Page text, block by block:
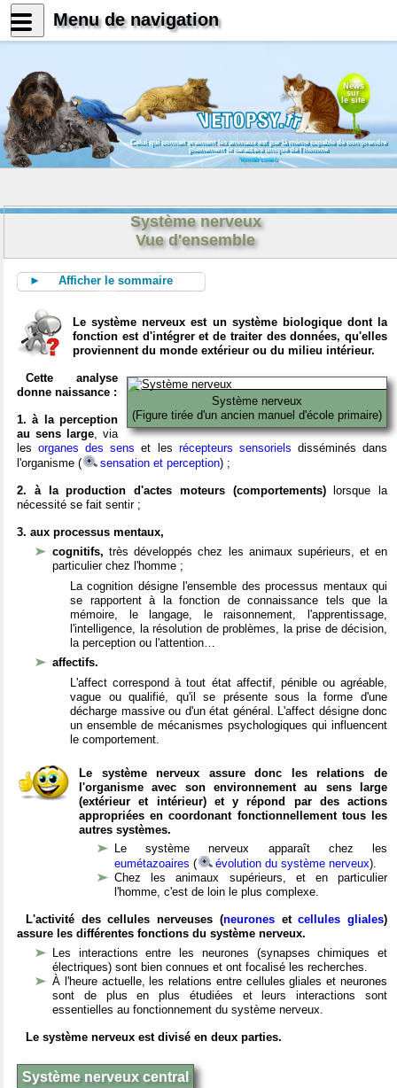
News
sur
le site
Celui qui connait vraiment les animaux est par là même capable de comprendre
pleinement le caractère unique de l'homme
Konrad Lorenz
Système nerveux
Vue d'ensemble
► Afficher le sommaire
Le système nerveux est un système biologique dont la
fonction est d'intégrer et de traiter des données, qu'elles
proviennent du monde extérieur ou du milieu intérieur.
Système nerveux
(Figure tirée d'un ancien manuel d'école primaire)
Cette analyse
donne naissance :
1. à la perception
au sens large, via
lesorganes des sens et les récepteurs sensoriels disséminés dans
l'organisme (
sensation et perception) ;
2. à la production d'actes moteurs (comportements)lorsque la
nécessité se fait sentir ;
3. aux processus mentaux,
cognitifs,très développés chez les animaux supérieurs, et en
particulier chez l'homme ;
La cognition désigne l'ensemble des processus mentaux qui
se rapportent à la fonction de connaissance tels que la
mémoire, le langage, le raisonnement, l'apprentissage,
l'intelligence, la résolution de problèmes, la prise de décision,
la perception ou l'attention…
affectifs.
L'affect correspond à tout état affectif, pénible ou agréable,
vague ou qualifié, qu'il se présente sous la forme d'une
décharge massive ou d'un état général. L'affect désigne donc
un ensemble de mécanismes psychologiques qui influencent
le comportement.
Le système nerveux assure donc les relations de
l'organisme avec son environnement au sens large
(extérieur et intérieur) et y répond par des actions
appropriées en coordonant fonctionnellement tous les
autres systèmes.
Le système nerveux apparaît chez les
eumétazoaires ( évolution du système nerveux).
Chez les animaux supérieurs, et en particulier
l'homme, c'est de loin le plus complexe.
L'activité des cellules nerveuses (neuronesetcellules gliales)
assure les différentes fonctions du système nerveux.
Les interactions entre les neurones (synapses chimiques et
électriques) sont bien connues et ont focalisé les recherches.
À l'heure actuelle, les relations entre cellules gliales et neurones
sont de plus en plus étudiées et leurs interactions sont
essentielles au fonctionnement du système nerveux.
Le système nerveux est divisé en deux parties.
Système nerveux central
Menu de navigation